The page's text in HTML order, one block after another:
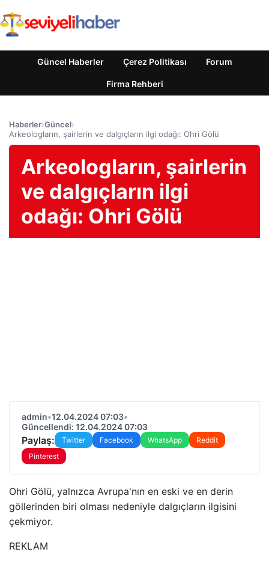
Güncel Haberler Çerez Politikası Forum
Firma Rehberi
Haberler›Güncel›
Arkeologların, şairlerin ve dalgıçların ilgi odağı: Ohri Gölü
Arkeologların, şairlerin
ve dalgıçların ilgi
odağı: Ohri Gölü
admin•12.04.2024 07:03•
Güncellendi: 12.04.2024 07:03
Paylaş: Twitter Facebook WhatsApp
Reddit
Pinterest
Ohri Gölü, yalnızca Avrupa'nın en eski ve en derin
göllerinden biri olması nedeniyle dalgıçların ilgisini
çekmiyor.
REKLAM